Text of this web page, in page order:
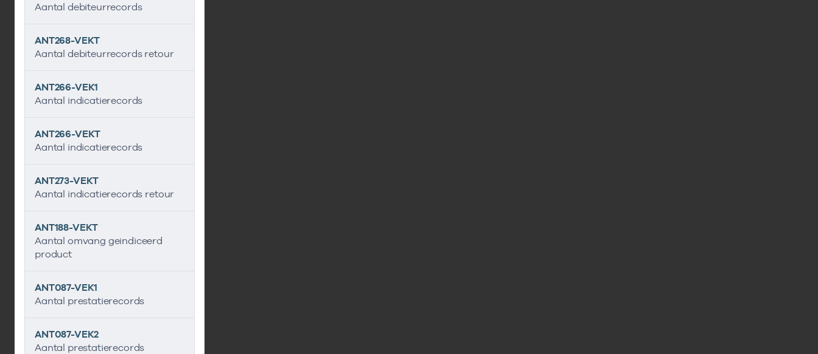
Aantal debiteurrecords
ANT268-VEKT
Aantal debiteurrecords retour
ANT266-VEK1
Aantal indicatierecords
ANT266-VEKT
Aantal indicatierecords
ANT273-VEKT
Aantal indicatierecords retour
ANT188-VEKT
Aantal omvang geindiceerd
product
ANT087-VEK1
Aantal prestatierecords
ANT087-VEK2
Aantal prestatierecords